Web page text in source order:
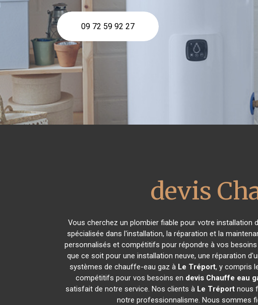
09 72 59 92 27
devis
Vous cherchez un plombier fiable pour votre installation
spécialisée dans l'installation, la réparation et la
personnalisés et compétitifs pour répondre à vos
que ce soit pour une installation neuve, une réparation
systèmes de chauffe-eau gaz à Le Tréport, y compris
compétitifs pour vos besoins en devis Chauffe eau
satisfait de notre service. Nos clients à Le Tréport nous
notre professionnalisme. Nous sommes